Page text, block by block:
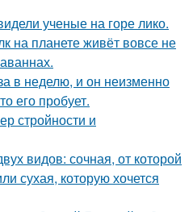
ученые на горе лико.
на планете живёт вовсе не
в неделю, и он неизменно
его пробует.
стройности и
видов: сочная, от которой
сухая, которую хочется